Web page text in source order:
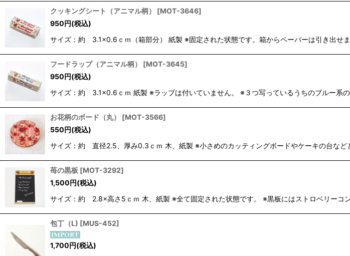
クッキングシート（アニマル柄） [MOT-3646]
950円(税込)
サイズ：約 3.1×0.6ｃｍ（箱部分） 紙製 ※固定された状態です。箱からペーパーは引き出せ
フードラップ（アニマル柄） [MOT-3645]
950円(税込)
サイズ：約 3.1×0.6ｃｍ 紙製 ※ラップは付いていません。 ※３つ写っているうちのブルー系の
お花柄のボード（丸） [MOT-3566]
550円(税込)
サイズ：約 直径2.5、厚み0.3ｃｍ 木、紙製 ※小さめのカッティングボードやケーキの台な
苺の黒板 [MOT-3292]
1,500円(税込)
サイズ：約 2.8×高さ5ｃｍ 木、紙製 ※全て固定された状態です。 ※黒板にはストロベリーコ
包丁（L) [MUS-452]
1,700円(税込)